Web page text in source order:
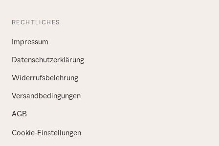
RECHTLICHES
Impressum
Datenschutzerklärung
Widerrufsbelehrung
Versandbedingungen
AGB
Cookie-Einstellungen